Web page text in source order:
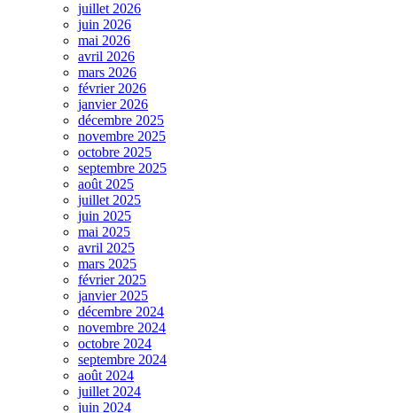
juillet 2026
juin 2026
mai 2026
avril 2026
mars 2026
février 2026
janvier 2026
décembre 2025
novembre 2025
octobre 2025
septembre 2025
août 2025
juillet 2025
juin 2025
mai 2025
avril 2025
mars 2025
février 2025
janvier 2025
décembre 2024
novembre 2024
octobre 2024
septembre 2024
août 2024
juillet 2024
juin 2024